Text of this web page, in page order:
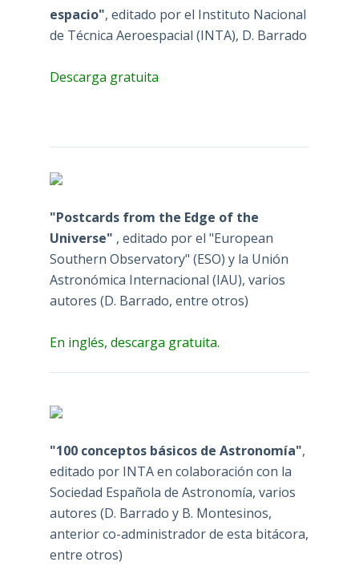
espacio", editado por el Instituto Nacional
de Técnica Aeroespacial (INTA), D. Barrado
Descarga gratuita
"Postcards from the Edge of the
Universe" , editado por el "European
Southern Observatory" (ESO) y la Unión
Astronómica Internacional (IAU), varios
autores (D. Barrado, entre otros)
En inglés, descarga gratuita.
"100 conceptos básicos de Astronomía",
editado por INTA en colaboración con la
Sociedad Española de Astronomía, varios
autores (D. Barrado y B. Montesinos,
anterior co-administrador de esta bitácora,
entre otros)